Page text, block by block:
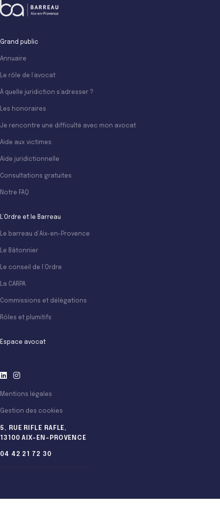
Grand public
Annuaire
Le rôle de l’avocat
À quelle juridiction s’adresser ?
Les honoraires
Je rencontre une difficulté avec mon avocat
Aide aux victimes
Aide juridictionnelle
Consultations gratuites
Notre FAQ
L’Ordre et le Barreau
Le barreau d’Aix-en-Provence
Le Bâtonnier
Le conseil de l’Ordre
La CARPA
Commissions et délégations
Rôles et plumitifs
Espace avocat
Mentions légales
Gestion des cookies
5, RUE RIFLE RAFLE,
13100 AIX-EN-PROVENCE
04 42 21 72 30